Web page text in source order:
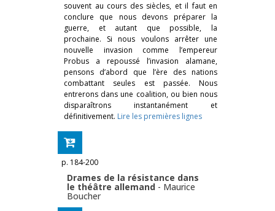
souvent au cours des siècles, et il faut en
conclure que nous devons préparer la
guerre, et autant que possible, la
prochaine. Si nous voulons arrêter une
nouvelle invasion comme l’empereur
Probus a repoussé l’invasion alamane,
pensons d’abord que l’ère des nations
combattant seules est passée. Nous
entrerons dans une coalition, ou bien nous
disparaîtrons instantanément et
définitivement. Lire les premières lignes
p. 184-200
Drames de la résistance dans
le théâtre allemand - Maurice
Boucher